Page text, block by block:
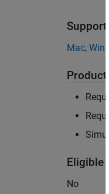
Mac,
Product
Eligible
No